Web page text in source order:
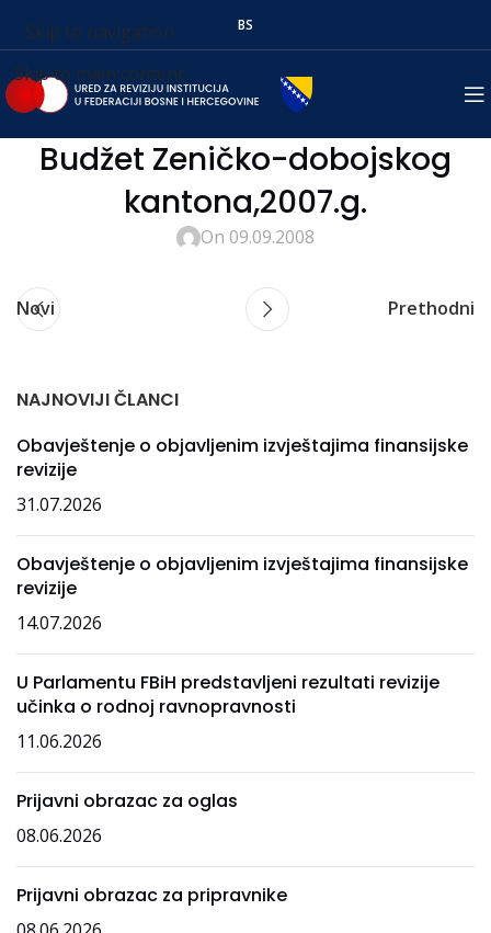
Skip to navigation
Skip to main content
BS
Budžet Zeničko-dobojskog
kantona,2007.g.
On 09.09.2008
Novi Prethodni
NAJNOVIJI ČLANCI
Obavještenje o objavljenim izvještajima finansijske
revizije
31.07.2026
Obavještenje o objavljenim izvještajima finansijske
revizije
14.07.2026
U Parlamentu FBiH predstavljeni rezultati revizije
učinka o rodnoj ravnopravnosti
11.06.2026
Prijavni obrazac za oglas
08.06.2026
Prijavni obrazac za pripravnike